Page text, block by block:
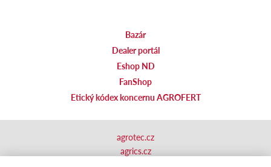
Bazár
Dealer portál
Eshop ND
FanShop
Etický kódex koncernu AGROFERT
agrotec.cz
agrics.cz